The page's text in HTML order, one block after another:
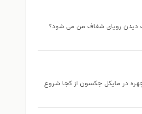
دیدن رویای شفاف من می شود؟
در مایکل جکسون از كجا شروع